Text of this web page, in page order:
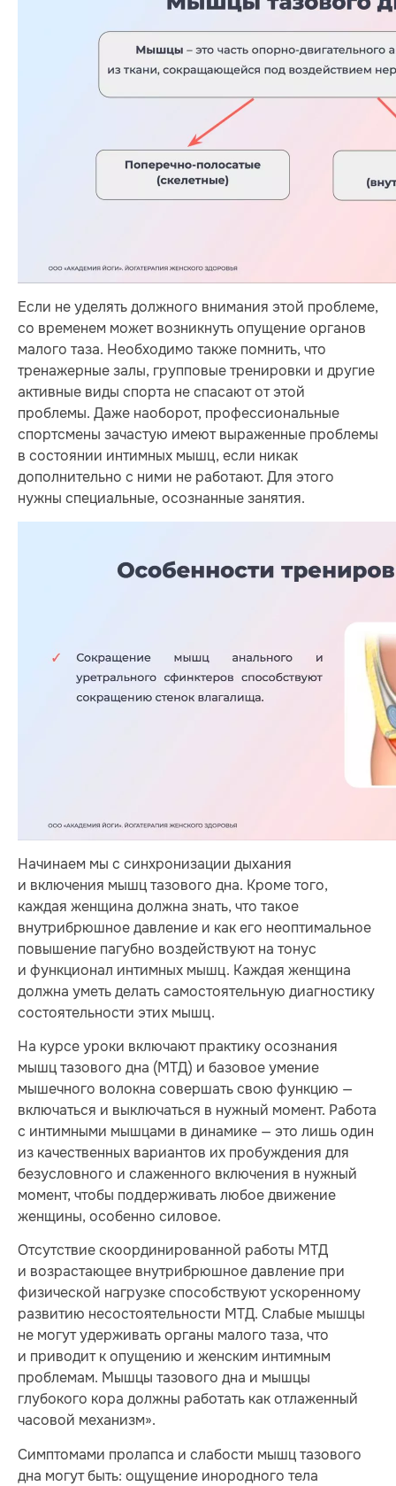
Если не уделять должного внимания этой проблеме,
со временем может возникнуть опущение органов
малого таза. Необходимо также помнить, что
тренажерные залы, групповые тренировки и другие
активные виды спорта не спасают от этой
проблемы. Даже наоборот, профессиональные
спортсмены зачастую имеют выраженные проблемы
в состоянии интимных мышц, если никак
дополнительно с ними не работают. Для этого
нужны специальные, осознанные занятия.
Начинаем мы с синхронизации дыхания
и включения мышц тазового дна. Кроме того,
каждая женщина должна знать, что такое
внутрибрюшное давление и как его неоптимальное
повышение пагубно воздействуют на тонус
и функционал интимных мышц. Каждая женщина
должна уметь делать самостоятельную диагностику
состоятельности этих мышц.
На курсе уроки включают практику осознания
мышц тазового дна (МТД) и базовое умение
мышечного волокна совершать свою функцию —
включаться и выключаться в нужный момент. Работа
с интимными мышцами в динамике — это лишь один
из качественных вариантов их пробуждения для
безусловного и слаженного включения в нужный
момент, чтобы поддерживать любое движение
женщины, особенно силовое.
Отсутствие скоординированной работы МТД
и возрастающее внутрибрюшное давление при
физической нагрузке способствуют ускоренному
развитию несостоятельности МТД. Слабые мышцы
не могут удерживать органы малого таза, что
и приводит к опущению и женским интимным
проблемам. Мышцы тазового дна и мышцы
глубокого кора должны работать как отлаженный
часовой механизм».
Симптомами пролапса и слабости мышц тазового
дна могут быть: ощущение инородного тела